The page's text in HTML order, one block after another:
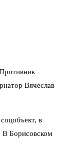
Вячеслав
в
Борисовском